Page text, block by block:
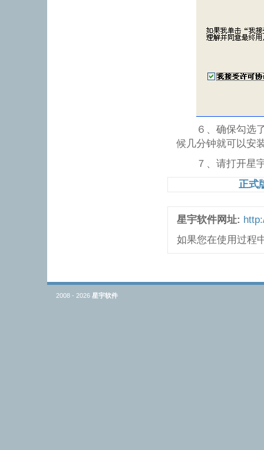
６、确保勾选了“
候几分钟就可以安
７、请打开星宇
正式
星宇软件网址:
如果您在使用过程
2008 - 2026 星宇软件